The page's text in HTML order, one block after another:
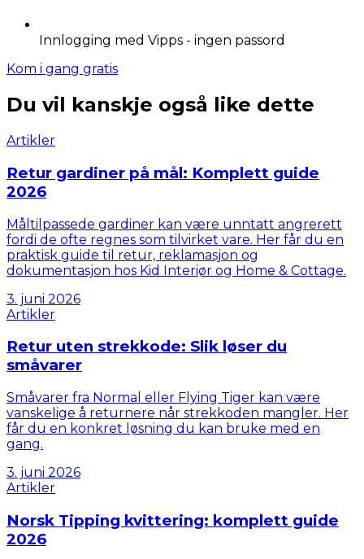
Innlogging med Vipps - ingen passord
Kom i gang gratis
Du vil kanskje også like dette
Artikler
Retur gardiner på mål: Komplett guide
2026
Måltilpassede gardiner kan være unntatt angrerett
fordi de ofte regnes som tilvirket vare. Her får du en
praktisk guide til retur, reklamasjon og
dokumentasjon hos Kid Interiør og Home & Cottage.
3. juni 2026
Artikler
Retur uten strekkode: Slik løser du
småvarer
Småvarer fra Normal eller Flying Tiger kan være
vanskelige å returnere når strekkoden mangler. Her
får du en konkret løsning du kan bruke med en
gang.
3. juni 2026
Artikler
Norsk Tipping kvittering: komplett guide
2026